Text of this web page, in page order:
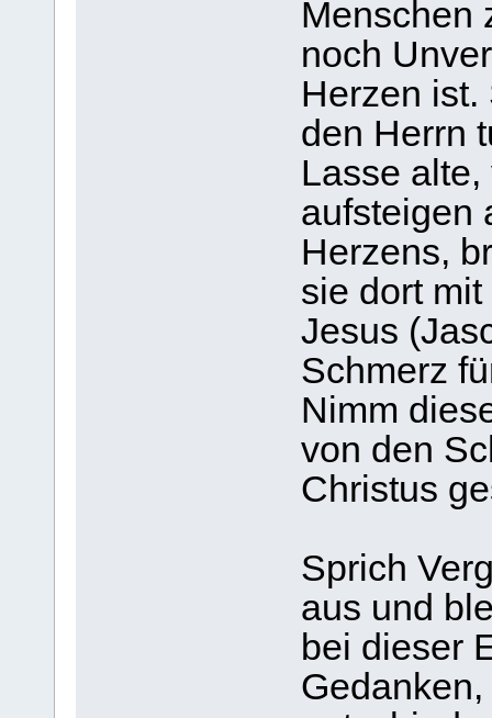
Menschen
noch
Herzen ist.
den Herrn
Lasse
aufsteigen
Herzens,
sie dort
Jesus
Schmerz
Nimm
von den
Christus
Sprich
aus und
bei dieser